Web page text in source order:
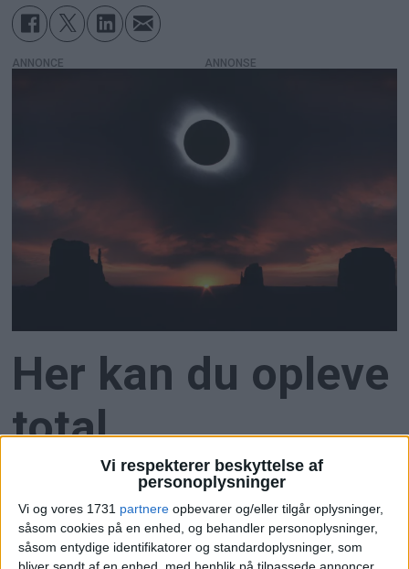
Vi respekterer beskyttelse af
personoplysninger
Vi og vores 1731 partnere opbevarer og/eller tilgår oplysninger,
såsom cookies på en enhed, og behandler personoplysninger,
såsom entydige identifikatorer og standardoplysninger, som
bliver sendt af en enhed, med henblik på tilpassede annoncer
ANNONCE
Her kan du opleve
total
solformørkelse
Den 12. august 2026 kan man opleve delvis
solformørkelse i Danmark, men tager man til